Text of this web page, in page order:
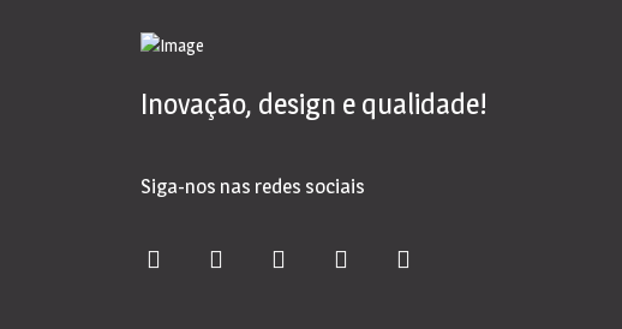
Inovação, design e qualidade!
Siga-nos nas redes sociais